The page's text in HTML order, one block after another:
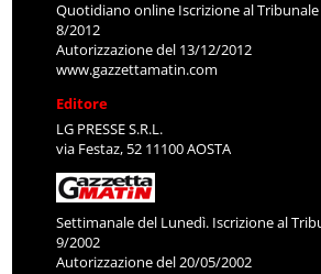
Quotidiano online Iscrizione al
8/2012
Autorizzazione del 13/12/2012
www.gazzettamatin.com
Editore
LG PRESSE S.R.L.
via Festaz, 52 11100 AOSTA
Settimanale del Lunedì. Iscrizione al
9/2002
Autorizzazione del 20/05/2002